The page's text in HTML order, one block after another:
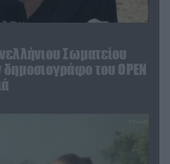
Σωματείου
του OPEN